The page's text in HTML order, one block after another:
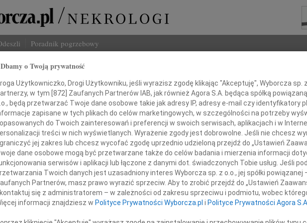
Poradnik pogrzebowy
Andrzej Lipiński
Łódź
16.11.2017
Z głębokim żalem zawiadamiamy,
że w dniu 9 listopada 2017 roku zmarł
Imię i nazwisko
INNE
Czesława
Z
Andrzej
W dniu 8
Marek
Z
Bartosz
Dzisiaj
Dbamy o Twoją prywatność
Użytkowniczko, Drogi Użytkowniku, jeśli wyrazisz zgodę klikając "Akceptuję", Wyborcza sp.
w tym [872] Zaufanych Partnerów IAB, jak również Agora S.A. będąca spółką
będą przetwarzać Twoje dane osobowe takie jak adresy IP, adresy e-mail czy identyfikatory
zapisane w tych plikach do celów marketingowych, w szczególności na potrzeby
do Twoich zainteresowań i preferencji w swoich serwisach, aplikacjach i w
treści w nich wyświetlanych. Wyrażenie zgody jest dobrowolne. Jeśli nie chcesz
jej zakres lub chcesz wycofać zgodę uprzednio udzieloną przejdź do „Ustawień
dane osobowe mogą być przetwarzane także do celów badania i mierzenia informacji
serwisów i aplikacji lub łączone z danymi dot. świadczonych Tobie usług. Jeśli
Twoich danych jest uzasadniony interes Wyborcza sp. z o.o., jej spółki powiązanej
Partnerów, masz prawo wyrazić sprzeciw. Aby to zrobić przejdź do „Ustawień
się z administratorem – w zależności od zakresu sprzeciwu i podmiotu, wobec
informacji znajdziesz w Polityce Prywatności Wyborcza.pl i Polityce Prywatności Agora S.A.